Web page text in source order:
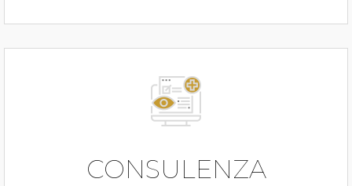
CONSULENZA